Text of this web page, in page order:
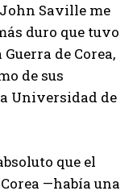
Saville me
duro que tuvo
de Corea,
de sus
Universidad de
que el
—había una